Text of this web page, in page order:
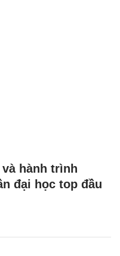
hành trình
đại học top đầu